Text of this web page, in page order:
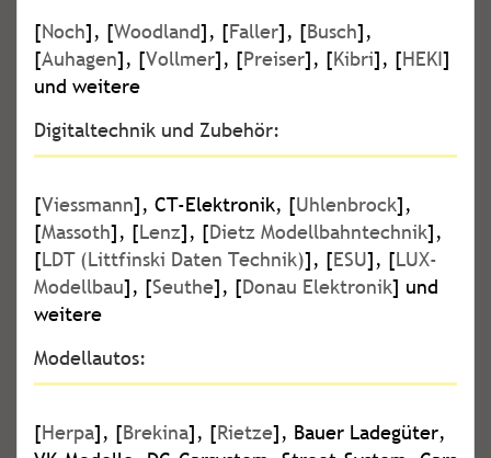
[Noch], [Woodland], [Faller], [Busch],
[Auhagen], [Vollmer], [Preiser], [Kibri], [HEKI]
und weitere
Digitaltechnik und Zubehör:
[Viessmann], CT-Elektronik, [Uhlenbrock],
[Massoth], [Lenz], [Dietz Modellbahntechnik],
[LDT (Littfinski Daten Technik)], [ESU], [LUX-
Modellbau], [Seuthe], [Donau Elektronik] und
weitere
Modellautos:
[Herpa], [Brekina], [Rietze], Bauer Ladegüter,